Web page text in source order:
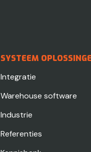
SYSTEEM
Integratie
Warehouse software
Industrie
Referenties